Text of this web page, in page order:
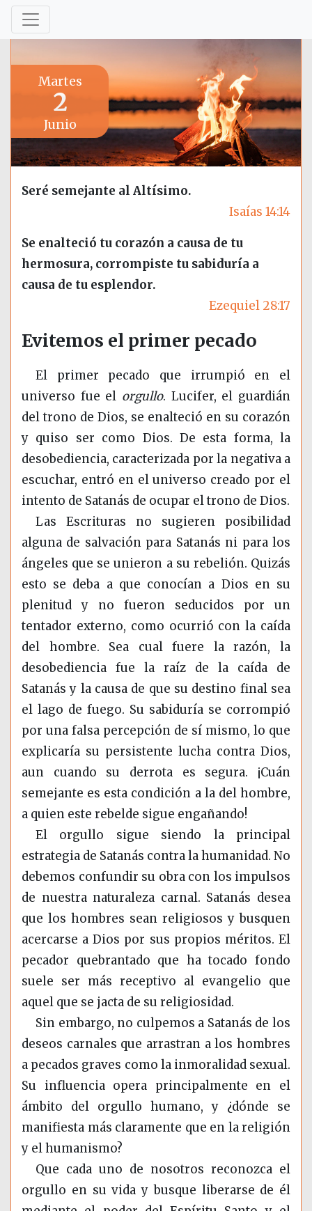
Martes
2
Junio
Seré semejante al Altísimo.
Isaías 14:14
Se enalteció tu corazón a causa de tu
hermosura, corrompiste tu sabiduría a
causa de tu esplendor.
Ezequiel 28:17
Evitemos el primer pecado
El primer pecado que irrumpió en el
universo fue el orgullo. Lucifer, el guardián
del trono de Dios, se enalteció en su corazón
y quiso ser como Dios. De esta forma, la
desobediencia, caracterizada por la negativa a
escuchar, entró en el universo creado por el
intento de Satanás de ocupar el trono de Dios.
Las Escrituras no sugieren posibilidad
alguna de salvación para Satanás ni para los
ángeles que se unieron a su rebelión. Quizás
esto se deba a que conocían a Dios en su
plenitud y no fueron seducidos por un
tentador externo, como ocurrió con la caída
del hombre. Sea cual fuere la razón, la
desobediencia fue la raíz de la caída de
Satanás y la causa de que su destino final sea
el lago de fuego. Su sabiduría se corrompió
por una falsa percepción de sí mismo, lo que
explicaría su persistente lucha contra Dios,
aun cuando su derrota es segura. ¡Cuán
semejante es esta condición a la del hombre,
a quien este rebelde sigue engañando!
El orgullo sigue siendo la principal
estrategia de Satanás contra la humanidad. No
debemos confundir su obra con los impulsos
de nuestra naturaleza carnal. Satanás desea
que los hombres sean religiosos y busquen
acercarse a Dios por sus propios méritos. El
pecador quebrantado que ha tocado fondo
suele ser más receptivo al evangelio que
aquel que se jacta de su religiosidad.
Sin embargo, no culpemos a Satanás de los
deseos carnales que arrastran a los hombres
a pecados graves como la inmoralidad sexual.
Su influencia opera principalmente en el
ámbito del orgullo humano, y ¿dónde se
manifiesta más claramente que en la religión
y el humanismo?
Que cada uno de nosotros reconozca el
orgullo en su vida y busque liberarse de él